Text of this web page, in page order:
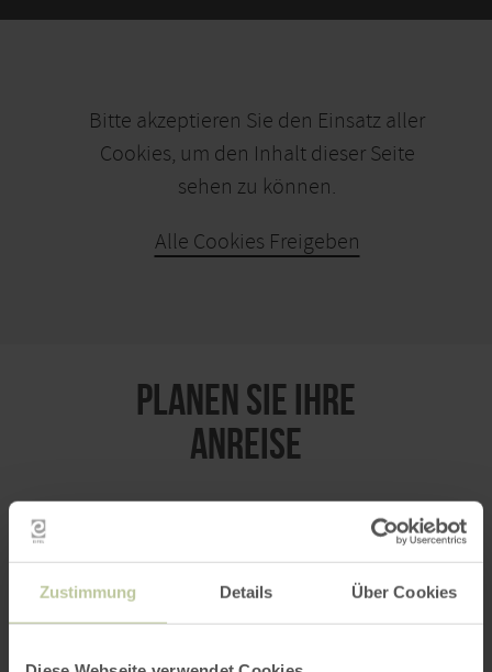
Zustimmung Details Über Cookies
Bitte akzeptieren Sie den Einsatz aller
Cookies, um den Inhalt dieser Seite
sehen zu können.
Alle Cookies Freigeben
PLANEN SIE IHRE
ANREISE
per Google Maps